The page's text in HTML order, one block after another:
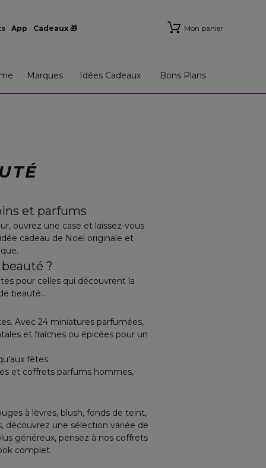
App Cadeaux 🎁 Mon panier
Marques Idées Cadeaux Bons Plans
et parfums
ouvrez une case et laissez-vous
cadeau de Noël originale et
?
pour celles qui découvrent la
beauté..
Avec 24 miniatures parfumées,
et fraîches ou épicées pour un
fêtes.
et coffrets parfums hommes,
à lèvres, blush, fonds de teint,
découvrez une sélection variée de
généreux, pensez à nos coffrets
complet.